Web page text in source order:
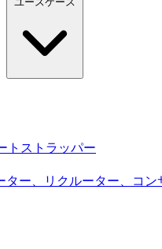
トストラッパー
ター、リクルーター、コン